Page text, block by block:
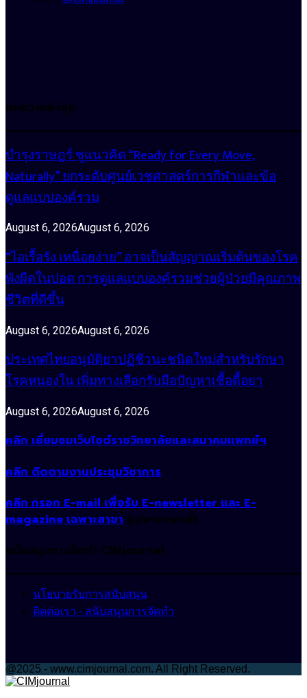
บทความล่าสุด
บำรุงราษฎร์ ชูแนวคิด “Ready for Every Move,
Naturally” ยกระดับศูนย์เวชศาสตร์การกีฬาและข้อ
ดูแลแบบองค์รวม
August 6, 2026August 6, 2026
“ไอเรื้อรัง เหนื่อยง่าย” อาจเป็นสัญญาณเริ่มต้นของโรค
พังผืดในปอด การดูแลแบบองค์รวมช่วยผู้ป่วยมีคุณภาพ
ชีวิตที่ดีขึ้น
August 6, 2026August 6, 2026
ประเทศไทยอนุมัติยาปฏิชีวนะชนิดใหม่สำหรับรักษา
โรคหนองใน เพิ่มทางเลือกรับมือปัญหาเชื้อดื้อยา
August 6, 2026August 6, 2026
คลิก เยี่ยมชมเว็บไซต์ราชวิทยาลัยและสมาคมแพทย์ฯ
คลิก ติดตามงานประชุมวิชาการ
คลิก กรอก E-mail เพื่อรับ E-newsletter และ E-
magazine เฉพาะสาขา (เฉพาะแพทย์)
สนับสนุนการจัดทำ CIMjournal
นโยบายรับการสนับสนุน
ติดต่อเรา - สนับสนุนการจัดทำ
@2025 - www.cimjournal.com. All Right Reserved.